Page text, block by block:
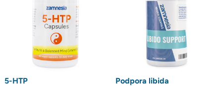
5-HTP Podpora libida